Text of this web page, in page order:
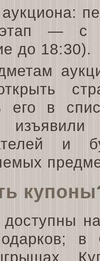
этап — с
до 18:30).
его в
и
в